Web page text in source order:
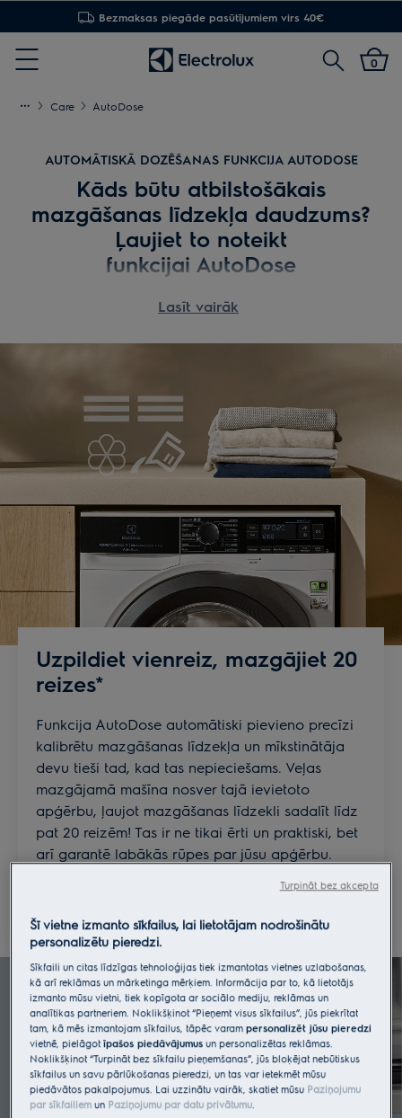
30 dienu atgriešana
Menu
Meklēt 0
Care AutoDose
AUTOMĀTISKĀ DOZĒŠANAS FUNKCIJA AUTODOSE
Kāds būtu atbilstošākais
mazgāšanas līdzekļa daudzums?
Ļaujiet to noteikt
funkcijai AutoDose
Reizēm ir grūti saprast, cik tieši mazgāšanas
līdzekļa būs nepieciešams. Tagad funkcija
AutoDose to noteiks jūsu vietā.
var kaitēt apģērbam, bet AutoDose nodrošina
precīzu dozēšanu katrā mazgāšanas reizē. Jūsu
kokvilnas apģērbs ir pasargāts un saglabās lielisku
izskatu ilgāk.
Jums – ērtāka mazgāšana, bet jūsu drēbēm –
labākā aprūpe.
Lasīt vairāk
Uzpildiet vienreiz, mazgājiet 20
reizes*
Funkcija AutoDose automātiski pievieno precīzi
kalibrētu mazgāšanas līdzekļa un mīkstinātāja
devu tieši tad, kad tas nepieciešams. Veļas
mazgājamā mašīna nosver tajā ievietoto
apģērbu, ļaujot mazgāšanas līdzekli sadalīt līdz
pat 20 reizēm! Tas ir ne tikai ērti un praktiski, bet
arī garantē labākās rūpes par jūsu apģērbu.
* Pamatojoties uz vidējiem patērētāju
Šī vietne izmanto sīkfailus, lai lietotājam nodrošinātu
personalizētu pieredzi.
Sīkfaili un citas līdzīgas tehnoloģijas tiek izmantotas vietnes uzlabošanas,
kā arī reklāmas un mārketinga mērķiem. Informācija par to, kā lietotājs
izmanto mūsu vietni, tiek kopīgota ar sociālo mediju, reklāmas un
analītikas partneriem. Noklikšķinot “Pieņemt visus sīkfailus”, jūs piekrītat
tam, kā mēs izmantojam sīkfailus, tāpēc varampersonalizēt jūsu pieredzi
vietnē, pielāgotīpašos piedāvājumus un personalizētas reklāmas.
Noklikšķinot “Turpināt bez sīkfailu pieņemšanas”, jūs bloķējat nebūtiskus
sīkfailus un savu pārlūkošanas pieredzi, un tas var ietekmēt mūsu
piedāvātos pakalpojumus. Lai uzzinātu vairāk, skatiet mūsu Paziņojumu
par sīkfailiem un Paziņojumu par datu privātumu.
Turpināt bez akcepta